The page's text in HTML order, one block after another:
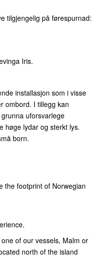
tilgjengelig på førespurnad:
Iris.
installasjon som i visse
ombord. I tillegg kan
uforsvarlege
høge lydar og sterkt lys.
born.
the footprint of Norwegian
of our vessels, Malm or
north of the island